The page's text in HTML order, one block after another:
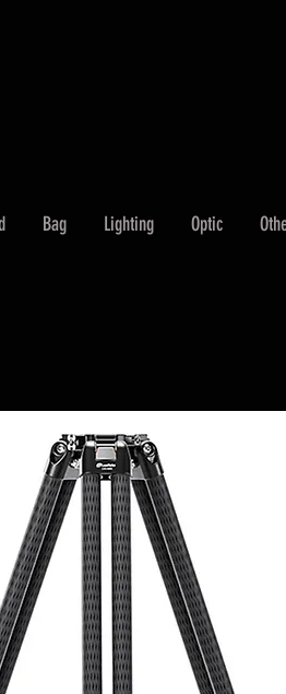
Bag Lighting Optic